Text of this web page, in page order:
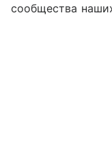
сообщества